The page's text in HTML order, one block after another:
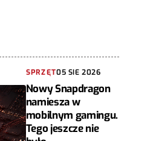
SPRZĘT05 SIE 2026
Nowy Snapdragon
namiesza w
mobilnym gamingu.
Tego jeszcze nie